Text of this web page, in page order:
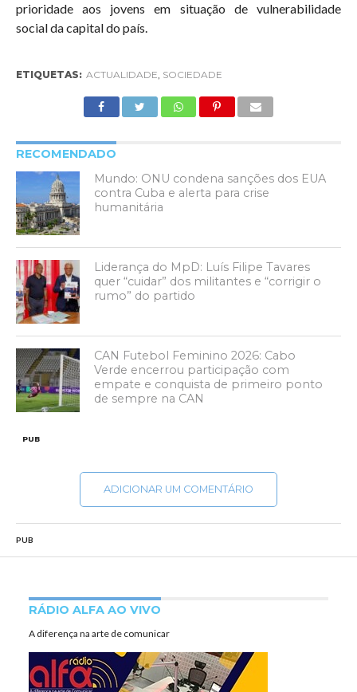
prioridade aos jovens em situação de vulnerabilidade
social da capital do país.
ETIQUETAS: ACTUALIDADE, SOCIEDADE
RECOMENDADO
Mundo: ONU condena sanções dos EUA
contra Cuba e alerta para crise
humanitária
Liderança do MpD: Luís Filipe Tavares
quer “cuidar” dos militantes e “corrigir o
rumo” do partido
CAN Futebol Feminino 2026: Cabo
Verde encerrou participação com
empate e conquista de primeiro ponto
de sempre na CAN
PUB
ADICIONAR UM COMENTÁRIO
PUB
RÁDIO ALFA AO VIVO
A diferença na arte de comunicar